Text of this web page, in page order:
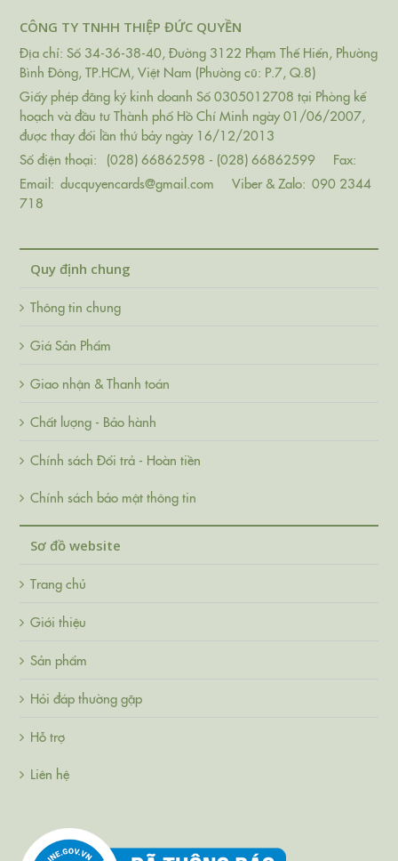
CÔNG TY TNHH THIỆP ĐỨC QUYỀN
Địa chỉ: Số 34-36-38-40, Đường 3122 Phạm Thế Hiển, Phường
Bình Đông, TP.HCM, Việt Nam (Phường cũ: P.7, Q.8)
Giấy phép đăng ký kinh doanh Số 0305012708 tại Phòng kế
hoạch và đầu tư Thành phố Hồ Chí Minh ngày 01/06/2007,
được thay đổi lần thứ bảy ngày 16/12/2013
Số điện thoại:
(028) 66862598 - (028) 66862599
Fax:
Email: ducquyencards@gmail.com Viber & Zalo: 090 2344
718
Quy định chung
Thông tin chung
Giá Sản Phẩm
Giao nhận & Thanh toán
Chất lượng - Bảo hành
Chính sách Đổi trả - Hoàn tiền
Chính sách bảo mật thông tin
Sơ đồ website
Trang chủ
Giới thiệu
Sản phẩm
Hỏi đáp thường gặp
Hỗ trợ
Liên hệ